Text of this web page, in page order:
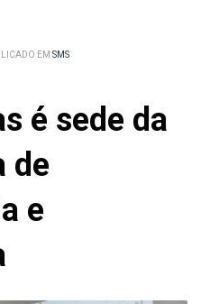
EM SMS
é sede da
de
e